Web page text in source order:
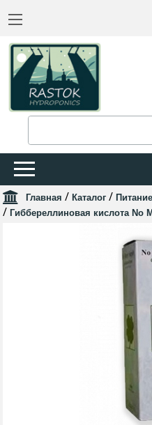
Главная / Каталог /
/ Гиббереллиновая кислота No